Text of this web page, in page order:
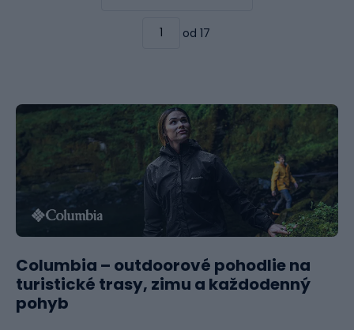
od 17
Columbia – outdoorové pohodlie na
turistické trasy, zimu a každodenný
pohyb